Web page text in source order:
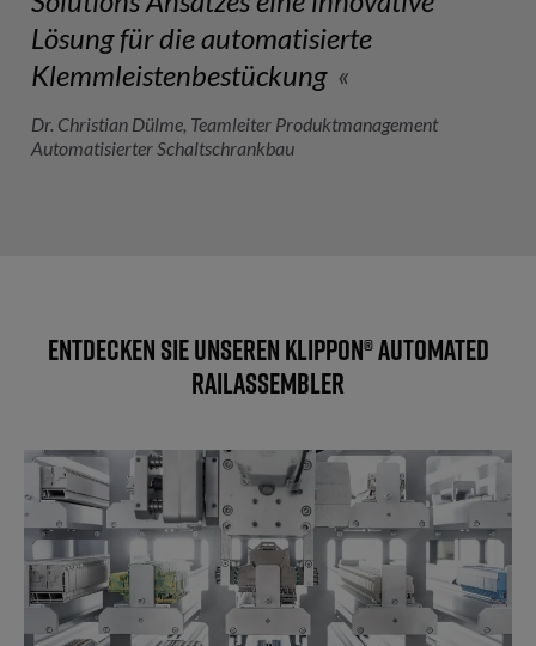
Lösung für die automatisierte
Klemmleistenbestückung
Dr. Christian Dülme, Teamleiter Produktmanagement
Automatisierter Schaltschrankbau
Entdecken Sie unseren Klippon® Automated
RailAssembler
Konturenrobuster Greifer